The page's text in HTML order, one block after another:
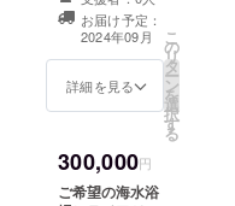
月1日以降順次発
送いたします。
※領収証は
なく当団体が発
行・郵送いたし
付は寄付金控除
の対象になりま
す。 「寄附金控
除」をお受けい
ただくために
は、確定申告の
名）が発行した
領収証をもって
確定申告をして
す。） 希望者に
は、マリンス
ポーツ財団レン
タルステーショ
ンホームページ
にて、寄付者の
せていただきま
す。 報告メール
は、海水浴シー
トレンタルス
テーション活動
内容の報告メー
ルを送付いたし
ます。 ご希望に
浴場をお知らせ
ください。 （条
件は、管理者も
お届け予定：
2024年09月
詳細を見る
こ
の
リ
タ
ー
ン
を
選
択
す
る
300,000円
ご希望の海水浴